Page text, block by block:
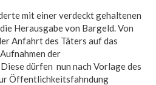
mit einer verdeckt gehaltenen
Herausgabe von Bargeld. Von
Anfahrt des Täters auf das
der
dürfen nun nach Vorlage des
Öffentlichkeitsfahndung